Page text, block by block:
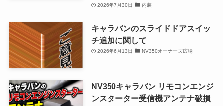
2026年7月30日 内装
キャラバンのスライドドアスイッ
チ追加に関して
2026年6月13日 NV350オーナーズ広場
NV350キャラバン リモコンエンジ
ンスターター受信機アンテナ破損